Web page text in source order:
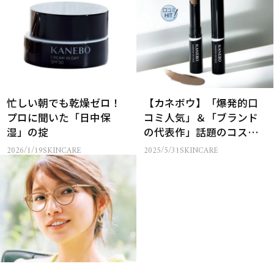
忙しい朝でも乾燥ゼロ！
プロに聞いた「日中保
湿」の掟
2026/1/19SKINCARE
【カネボウ】「爆発的口
コミ人気」＆「ブランド
の代表作」話題のコスメ
２選
2025/5/31SKINCARE